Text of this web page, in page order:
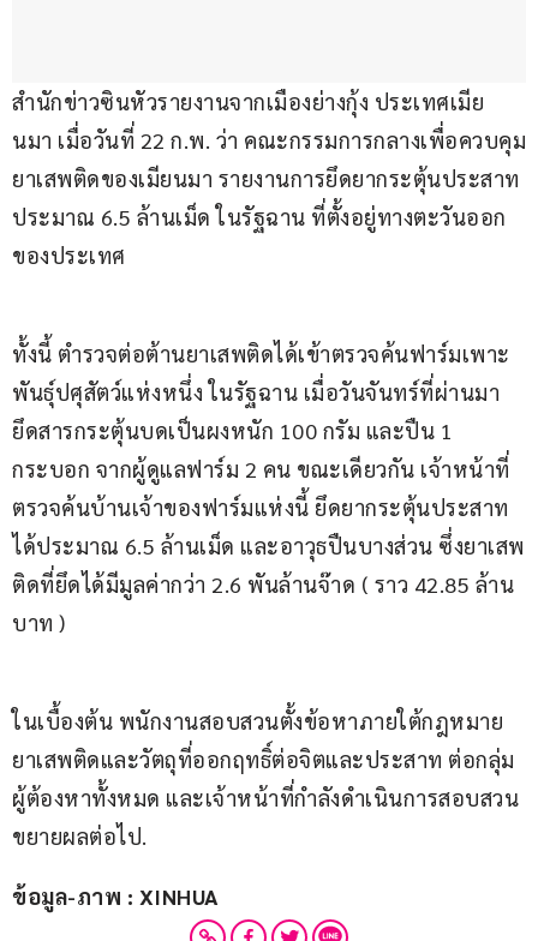
สำนักข่าวซินหัวรายงานจากเมืองย่างกุ้ง ประเทศเมีย
นมา เมื่อวันที่ 22 ก.พ. ว่า คณะกรรมการกลางเพื่อควบคุม
ยาเสพติดของเมียนมา รายงานการยึดยากระตุ้นประสาท
ประมาณ 6.5 ล้านเม็ด ในรัฐฉาน ที่ตั้งอยู่ทางตะวันออก
ของประเทศ
ทั้งนี้ ตำรวจต่อต้านยาเสพติดได้เข้าตรวจค้นฟาร์มเพาะ
พันธุ์ปศุสัตว์แห่งหนึ่ง ในรัฐฉาน เมื่อวันจันทร์ที่ผ่านมา
ยึดสารกระตุ้นบดเป็นผงหนัก 100 กรัม และปืน 1
กระบอก จากผู้ดูแลฟาร์ม 2 คน ขณะเดียวกัน เจ้าหน้าที่
ตรวจค้นบ้านเจ้าของฟาร์มแห่งนี้ ยึดยากระตุ้นประสาท
ได้ประมาณ 6.5 ล้านเม็ด และอาวุธปืนบางส่วน ซึ่งยาเสพ
ติดที่ยึดได้มีมูลค่ากว่า 2.6 พันล้านจ๊าด ( ราว 42.85 ล้าน
บาท )
ในเบื้องต้น พนักงานสอบสวนตั้งข้อหาภายใต้กฎหมาย
ยาเสพติดและวัตถุที่ออกฤทธิ์ต่อจิตและประสาท ต่อกลุ่ม
ผู้ต้องหาทั้งหมด และเจ้าหน้าที่กำลังดำเนินการสอบสวน
ขยายผลต่อไป.
ข้อมูล-ภาพ : XINHUA